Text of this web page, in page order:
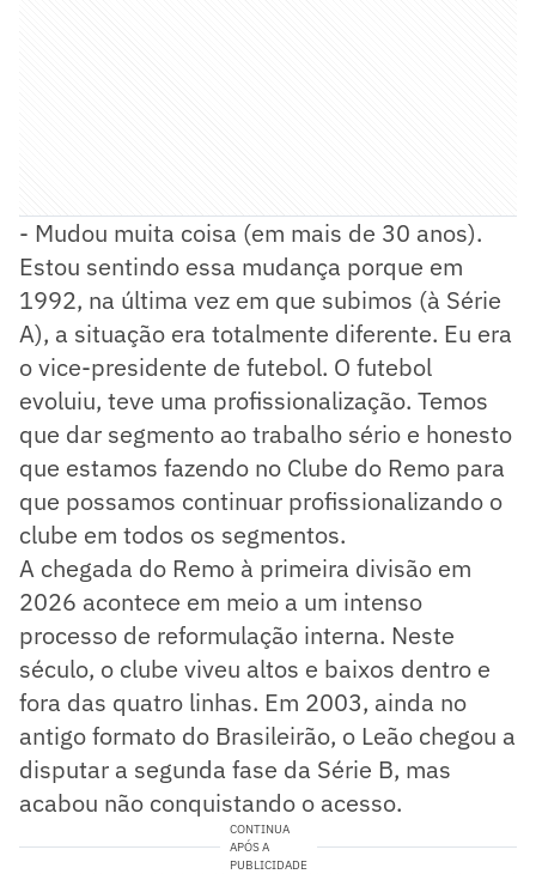
- Mudou muita coisa (em mais de 30 anos).
Estou sentindo essa mudança porque em
1992, na última vez em que subimos (à Série
A), a situação era totalmente diferente. Eu era
o vice-presidente de futebol. O futebol
evoluiu, teve uma profissionalização. Temos
que dar segmento ao trabalho sério e honesto
que estamos fazendo no Clube do Remo para
que possamos continuar profissionalizando o
clube em todos os segmentos.
A chegada do Remo à primeira divisão em
2026 acontece em meio a um intenso
processo de reformulação interna. Neste
século, o clube viveu altos e baixos dentro e
fora das quatro linhas. Em 2003, ainda no
antigo formato do Brasileirão, o Leão chegou a
disputar a segunda fase da Série B, mas
acabou não conquistando o acesso.
CONTINUA
APÓS A
PUBLICIDADE